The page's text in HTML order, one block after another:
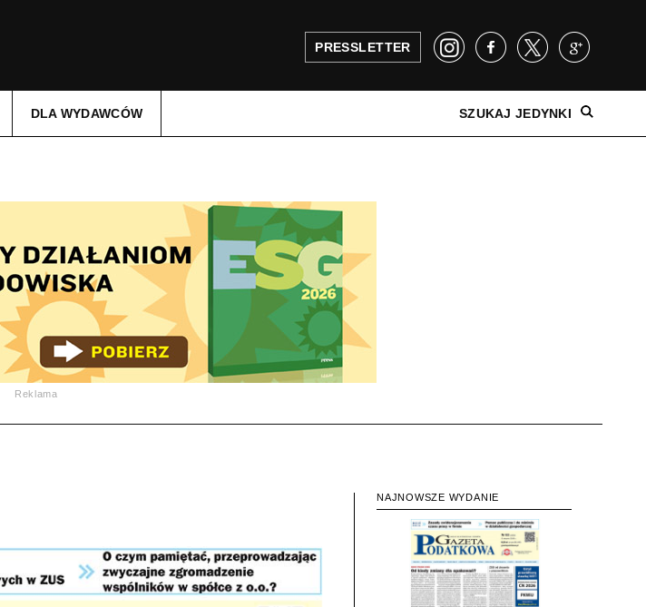
PRESSLETTER
DLA WYDAWCÓW SZUKAJ JEDYNKI
Reklama
NAJNOWSZE WYDANIE